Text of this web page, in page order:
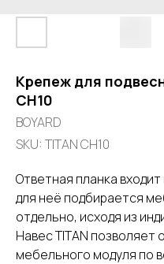
Крепеж для
CH10
BOYARD
SKU: TITAN CH10
Ответная планка
для неё подбирается
отдельно, исходя из
Навес TITAN
мебельного модуля по